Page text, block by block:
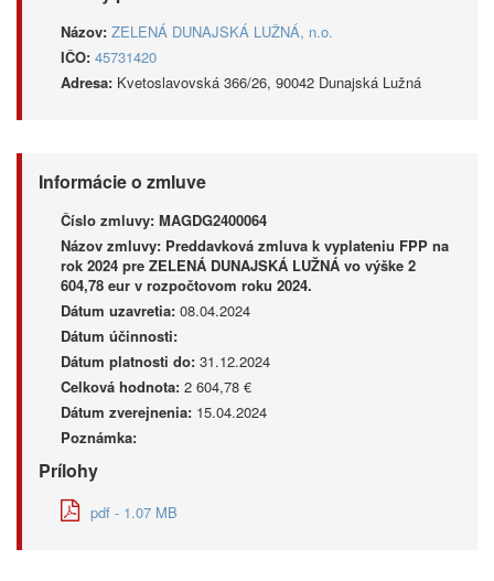
Názov: ZELENÁ DUNAJSKÁ LUŽNÁ, n.o.
IČO: 45731420
Adresa: Kvetoslavovská 366/26, 90042 Dunajská Lužná
Informácie o zmluve
Číslo zmluvy: MAGDG2400064
Názov zmluvy: Preddavková zmluva k vyplateniu FPP na
rok 2024 pre ZELENÁ DUNAJSKÁ LUŽNÁ vo výške 2
604,78 eur v rozpočtovom roku 2024.
Dátum uzavretia: 08.04.2024
Dátum účinnosti:
Dátum platnosti do: 31.12.2024
Celková hodnota: 2 604,78 €
Dátum zverejnenia: 15.04.2024
Poznámka:
Prílohy
pdf - 1.07 MB